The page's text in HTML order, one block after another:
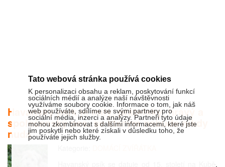
Havanský psík je milý, přátelský, hravý a
společenský pes, se kterým nebude nikdy
nuda
Havanský psík se datuje od 15. století na Kubě.
Tato webová stránka používá cookies
K personalizaci obsahu a reklam, poskytování funkcí
sociálních médií a analýze naší návštěvnosti
využíváme soubory cookie. Informace o tom, jak náš
web používáte, sdílíme se svými partnery pro
sociální média, inzerci a analýzy. Partneři tyto údaje
mohou zkombinovat s dalšími informacemi, které jste
jim poskytli nebo které získali v důsledku toho, že
používáte jejich služby.